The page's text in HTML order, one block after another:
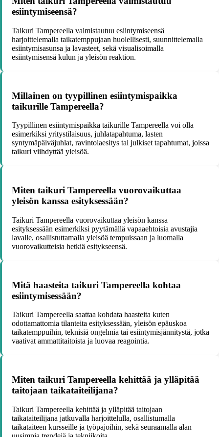
esiintymiseensä?
Taikuri Tampereella valmistautuu esiintymiseensä
harjoittelemalla taikatemppujaan huolellisesti, suunnittelemalla
esiintymisasunsa ja lavasteet, sekä visualisoimalla
esiintymisensä kulun ja yleisön reaktion.
Millainen on tyypillinen esiintymispaikka
taikurille Tampereella?
Tyypillinen esiintymispaikka taikurille Tampereella voi olla
esimerkiksi yritystilaisuus, juhlatapahtuma, lasten
syntymäpäiväjuhlat, ravintolaesitys tai julkiset tapahtumat, joissa
taikuri viihdyttää yleisöä.
Miten taikuri Tampereella vuorovaikuttaa
yleisön kanssa esityksessään?
Taikuri Tampereella vuorovaikuttaa yleisön kanssa
esityksessään esimerkiksi pyytämällä vapaaehtoisia avustajia
lavalle, osallistuttamalla yleisöä tempuissaan ja luomalla
vuorovaikutteisia hetkiä esitykseensä.
Mitä haasteita taikuri Tampereella kohtaa
esiintymisessään?
Taikuri Tampereella saattaa kohdata haasteita kuten
odottamattomia tilanteita esityksessään, yleisön epäuskoa
taikatemppuihin, teknisiä ongelmia tai esiintymisjännitystä, jotka
vaativat ammattitaitoista ja luovaa reagointia.
Miten taikuri Tampereella kehittää ja ylläpitää
taitojaan taikataiteilijana?
Taikuri Tampereella kehittää ja ylläpitää taitojaan
taikataiteilijana jatkuvalla harjoittelulla, osallistumalla
taikataiteen kursseille ja työpajoihin, sekä seuraamalla alan